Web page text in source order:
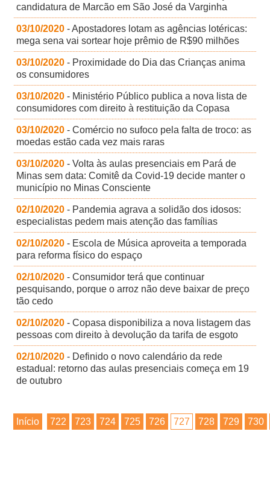
candidatura de Marcão em São José da Varginha
03/10/2020 - Apostadores lotam as agências lotéricas:
mega sena vai sortear hoje prêmio de R$90 milhões
03/10/2020 - Proximidade do Dia das Crianças anima
os consumidores
03/10/2020 - Ministério Público publica a nova lista de
consumidores com direito à restituição da Copasa
03/10/2020 - Comércio no sufoco pela falta de troco: as
moedas estão cada vez mais raras
03/10/2020 - Volta às aulas presenciais em Pará de
Minas sem data: Comitê da Covid-19 decide manter o
município no Minas Consciente
02/10/2020 - Pandemia agrava a solidão dos idosos:
especialistas pedem mais atenção das famílias
02/10/2020 - Escola de Música aproveita a temporada
para reforma físico do espaço
02/10/2020 - Consumidor terá que continuar
pesquisando, porque o arroz não deve baixar de preço
tão cedo
02/10/2020 - Copasa disponibiliza a nova listagem das
pessoas com direito à devolução da tarifa de esgoto
02/10/2020 - Definido o novo calendário da rede
estadual: retorno das aulas presenciais começa em 19
de outubro
Início 722 723 724 725 726 727 728 729 730